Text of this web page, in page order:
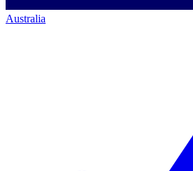
Australia